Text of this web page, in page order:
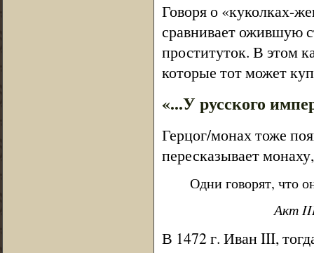
Говоря о «куколках-
сравнивает ожившую
проституток. В этом
которые тот может
«...У русского
Герцог/монах тоже
пересказывает
Одни говорят, что
Акт
В 1472 г. Иван III,